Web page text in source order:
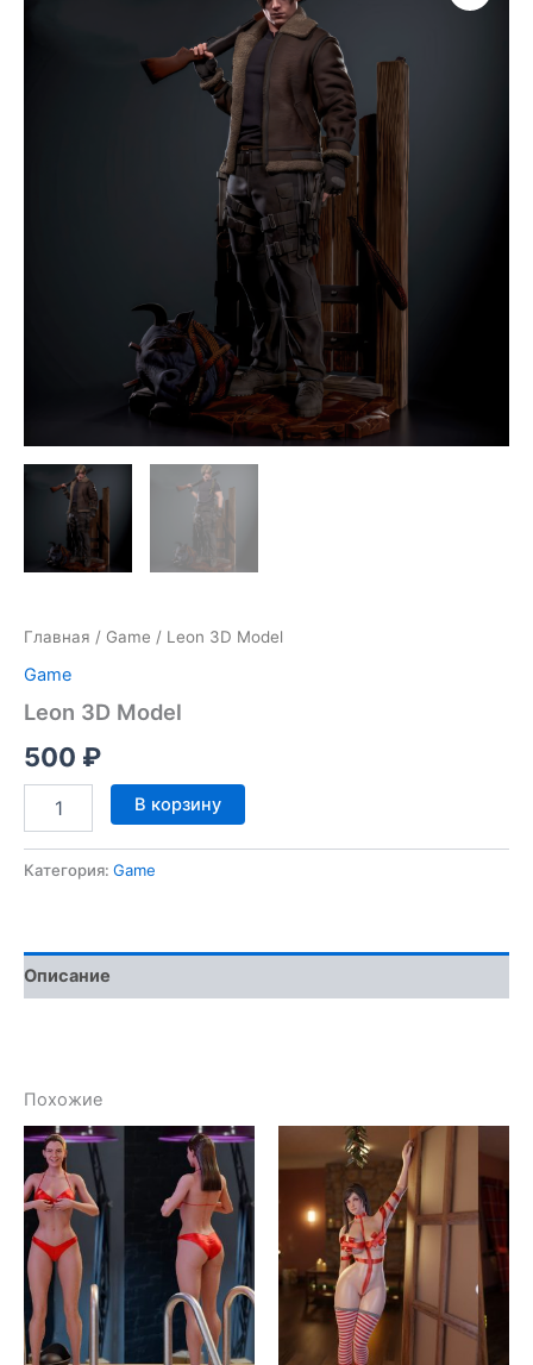
Главная / Game / Leon 3D Model
Game
Leon 3D Model
500 ₽
Количество
товара
3D
В корзину
Категория: Game
Описание
Похожие